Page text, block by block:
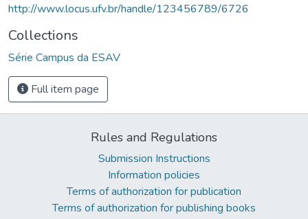
http://www.locus.ufv.br/handle/123456789/6726
Collections
Série Campus da ESAV
Full item page
Rules and Regulations
Submission Instructions
Information policies
Terms of authorization for publication
Terms of authorization for publishing books